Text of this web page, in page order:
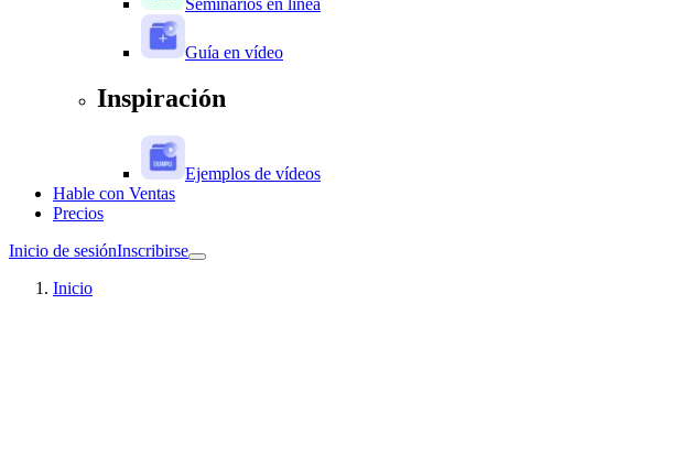
Guía en vídeo
Inspiración
Ejemplos de vídeos
Hable con Ventas
Precios
Inicio de sesiónInscribirse
Inicio